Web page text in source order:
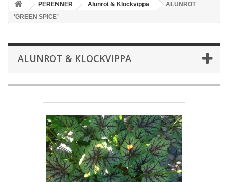
PERENNER Alunrot & Klockvippa
ALUNROT
'GREEN SPICE'
ALUNROT & KLOCKVIPPA